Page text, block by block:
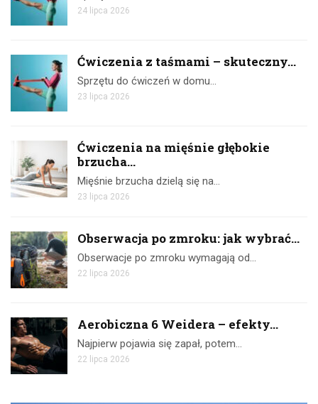
24 lipca 2026
Ćwiczenia z taśmami – skuteczny...
Sprzętu do ćwiczeń w domu…
23 lipca 2026
Ćwiczenia na mięśnie głębokie
brzucha...
Mięśnie brzucha dzielą się na…
23 lipca 2026
Obserwacja po zmroku: jak wybrać...
Obserwacje po zmroku wymagają od…
22 lipca 2026
Aerobiczna 6 Weidera – efekty...
Najpierw pojawia się zapał, potem…
22 lipca 2026